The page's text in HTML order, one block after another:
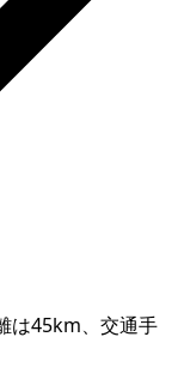
は45km、交通手